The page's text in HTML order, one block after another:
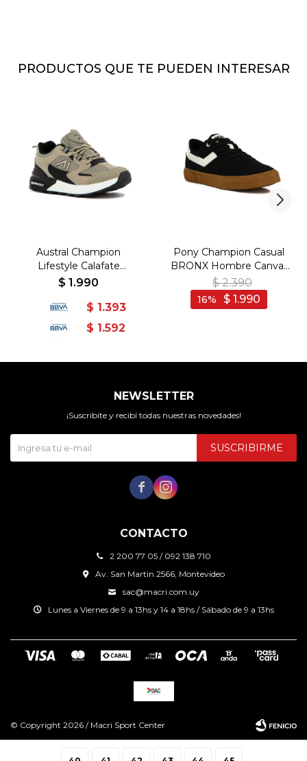
PRODUCTOS QUE TE PUEDEN INTERESAR
Austral Champion
Lifestyle Calafate
Hombre - Beige/Beige -
$ 1.990
$ 1.393
$ 1.592
Pony Champion Casual
BRONX Hombre Canva-
Suede / Black/White -
Negro-Blanco
$ 2.390
$ 1.990
16
CONTACTO
2 200 77 05 / 092 138 710
Av. San Martin 2566, Montevideo
sac@macri.com.uy
Lunes a Viernes de 9 a 13hs y 14 a 18hs / Sábado de 9 a 13hs
NEWSLETTER
¡Suscribite y recibí todas nuestras novedades!
SUSCRIBIRME
 
© Copyright 2026 / Macri Sport Center